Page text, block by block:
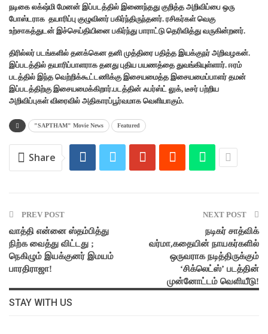
நடிகை லக்‌ஷ்மி மேனன் இப்படத்தில் இணைந்தது குறித்த அறிவிப்பை ஒரு
போஸ்டராக தயாரிப்பு குழுவினர் பகிர்ந்திருந்தனர். ரசிகர்கள் வெகு
உற்சாகத்துடன் இச்செய்தியினை பகிர்ந்து பாராட்டு தெரிவித்து வருகின்றனர்.
திரில்லர் படங்களில் தனக்கென தனி முத்திரை பதித்த இயக்குநர் அறிவழகன்.
இப்படத்தில் தயாரிப்பாளராக தனது புதிய பயணத்தை துவங்கியுள்ளார். ஈரம்
படத்தில் இந்த வெற்றிக்கூட்டணிக்கு இசையமைத்த இசையமைப்பாளர் தமன்
இப்படத்திற்கு இசையமைக்கிறார்.படத்தின் ஃபர்ஸ்ட் லுக், டீசர் பற்றிய
அறிவிப்புகள் விரைவில் அதிகாரப்பூர்வமாக வெளியாகும்.
"SAPTHAM" Movie News Featured
Share
PREV POST
வாத்தி என்னை ஸ்தம்பித்து
நிற்க வைத்து விட்டது ;
நெகிழும் இயக்குனர் இமயம்
பாரதிராஜா!
NEXT POST
நடிகர் சாத்விக்
வர்மா,கதையின் நாயகர்களில்
ஒருவராக நடித்திருக்கும்
‘சிக்லெட்ஸ்’ படத்தின்
முன்னோட்டம் வெளியீடு!
STAY WITH US